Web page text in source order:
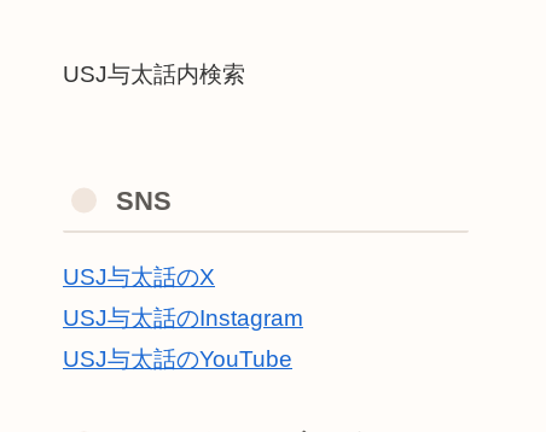
USJ与太話内検索
SNS
USJ与太話のX
USJ与太話のInstagram
USJ与太話のYouTube